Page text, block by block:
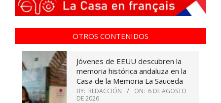
OTROS CONTENIDOS
Jóvenes de EEUU descubren la
memoria histórica andaluza en la
Casa de la Memoria La Sauceda
BY: REDACCIÓN ON: 6 DE AGOSTO
DE 2026